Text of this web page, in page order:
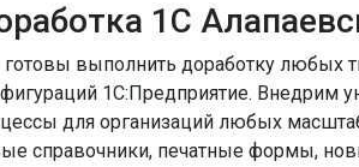
1С
выполнить доработку любых
1С:Предприятие. Внедрим
для организаций любых
справочники, печатные формы,